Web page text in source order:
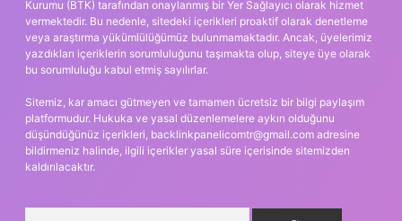
Kurumu (BTK) tarafından onaylanmış bir Yer Sağlayıcı olarak hizmet
vermektedir. Bu nedenle, sitedeki içerikleri proaktif olarak denetleme
veya araştırma yükümlülüğümüz bulunmamaktadır. Ancak, üyelerimiz
yazdıkları içeriklerin sorumluluğunu taşımakta olup, siteye üye olarak
bu sorumluluğu kabul etmiş sayılırlar.
Sitemiz, kar amacı gütmeyen ve tamamen ücretsiz bir bilgi paylaşım
platformudur. Hukuka ve yasal düzenlemelere aykırı olduğunu
düşündüğünüz içerikleri, backlinkpanelicomtr@gmail.com adresine
bildirmeniz halinde, ilgili içerikler yasal süre içerisinde sitemizden
kaldırılacaktır.